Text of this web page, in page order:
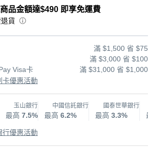
品金額達$490 即享免運費
貨
滿 $1,500 省 $75
滿 $3,000 省 $100
Visa卡
滿 $31,000 省 $1,000
卡優惠活動
玉山銀行
最高 7.5%
中國信託銀行
最高 6.2%
國泰世華銀行
最高 3.3% 最
行優惠活動